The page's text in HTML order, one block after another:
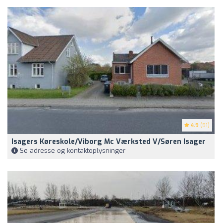
4.9 (51)
Isagers Køreskole/Viborg Mc Værksted V/Søren Isager
Se adresse og kontaktoplysninger